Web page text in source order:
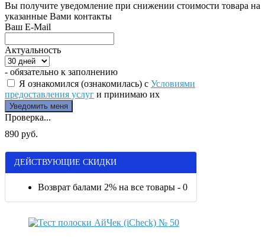
Вы получите уведомление при снижении стоимости товара на
указанные Вами контакты
Ваш E-Mail
Актуальность
- обязательно к заполнению
Я ознакомился (ознакомилась) с Условиями
предоставления услуг и принимаю их
Проверка...
890 руб.
ДЕЙСТВУЮЩИЕ СКИДКИ
Возврат балами 2% на все товары - 0